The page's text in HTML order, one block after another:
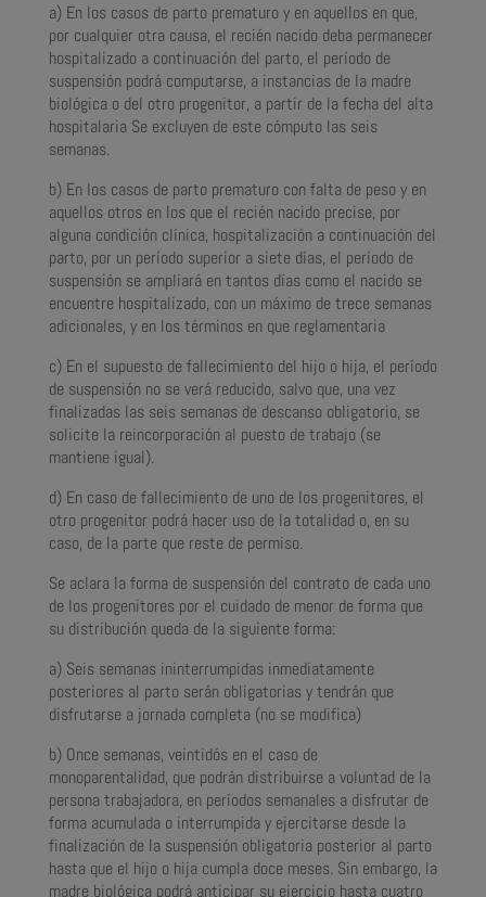
a) En los casos de parto prematuro y en aquellos en que,
por cualquier otra causa, el recién nacido deba permanecer
hospitalizado a continuación del parto, el período de
suspensión podrá computarse, a instancias de la madre
biológica o del otro progenitor, a partir de la fecha del alta
hospitalaria Se excluyen de este cómputo las seis
semanas.
b) En los casos de parto prematuro con falta de peso y en
aquellos otros en los que el recién nacido precise, por
alguna condición clínica, hospitalización a continuación del
parto, por un período superior a siete días, el período de
suspensión se ampliará en tantos días como el nacido se
encuentre hospitalizado, con un máximo de trece semanas
adicionales, y en los términos en que reglamentaria
c) En el supuesto de fallecimiento del hijo o hija, el período
de suspensión no se verá reducido, salvo que, una vez
finalizadas las seis semanas de descanso obligatorio, se
solicite la reincorporación al puesto de trabajo (se
mantiene igual).
d) En caso de fallecimiento de uno de los progenitores, el
otro progenitor podrá hacer uso de la totalidad o, en su
caso, de la parte que reste de permiso.
Se aclara la forma de suspensión del contrato de cada uno
de los progenitores por el cuidado de menor de forma que
su distribución queda de la siguiente forma:
a) Seis semanas ininterrumpidas inmediatamente
posteriores al parto serán obligatorias y tendrán que
disfrutarse a jornada completa (no se modifica)
b) Once semanas, veintidós en el caso de
monoparentalidad, que podrán distribuirse a voluntad de la
persona trabajadora, en períodos semanales a disfrutar de
forma acumulada o interrumpida y ejercitarse desde la
finalización de la suspensión obligatoria posterior al parto
hasta que el hijo o hija cumpla doce meses. Sin embargo, la
madre biológica podrá anticipar su ejercicio hasta cuatro